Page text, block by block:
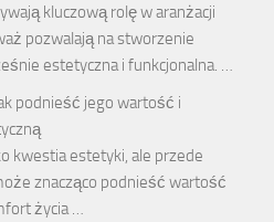
kluczową rolę w aranżacji
pozwalają na stworzenie
estetyczna i funkcjonalna. …
podnieść jego wartość i
kwestia estetyki, ale przede
znacząco podnieść wartość
życia …